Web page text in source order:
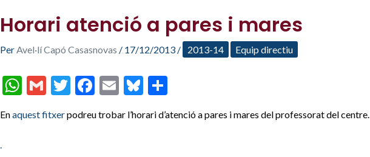
Horari atenció a pares i mares
PerAvel·lí Capó Casasnovas / 17/12/2013 / 2013-14 Equip directiu
W
at
G
ai
T
itt
F
e
E
m
ai
Bl
es
C
m
Enaquest fitxerpodreu trobar l’horari d’atenció a pares i mares del professorat del centre.